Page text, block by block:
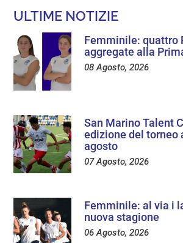
ULTIME NOTIZIE
Femminile: quattro
aggregate alla
08 Agosto, 2026
San Marino Talent
edizione del torneo
agosto
07 Agosto, 2026
Femminile: al via i
nuova stagione
06 Agosto, 2026